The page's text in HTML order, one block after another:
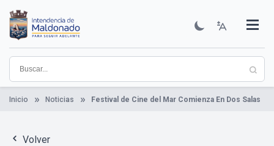
contenido
principal
Institucional
Municipios
Descubre Maldonado
Comunicación
Servicios
Guía De Trámites
Ver Noticias
Inicio Noticias Festival de Cine del Mar Comienza En Dos Salas
Volver